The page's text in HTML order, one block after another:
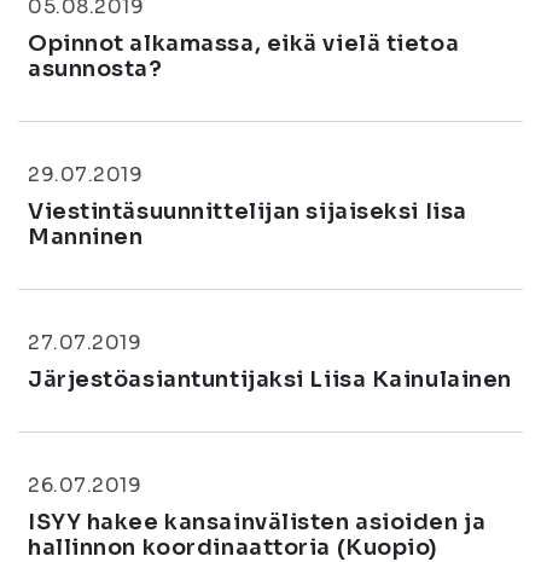
05.08.2019
Opinnot alkamassa, eikä vielä tietoa
asunnosta?
29.07.2019
Viestintäsuunnittelijan sijaiseksi Iisa
Manninen
27.07.2019
Järjestöasiantuntijaksi Liisa Kainulainen
26.07.2019
ISYY hakee kansainvälisten asioiden ja
hallinnon koordinaattoria (Kuopio)